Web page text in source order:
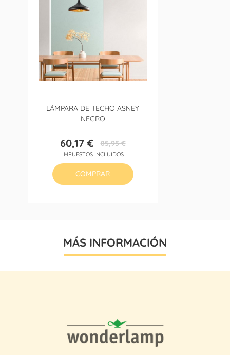
LÁMPARA DE TECHO ASNEY
NEGRO
Precio
60,17 €Precio
base
85,95 €
IMPUESTOS INCLUIDOS
COMPRAR
MÁS INFORMACIÓN